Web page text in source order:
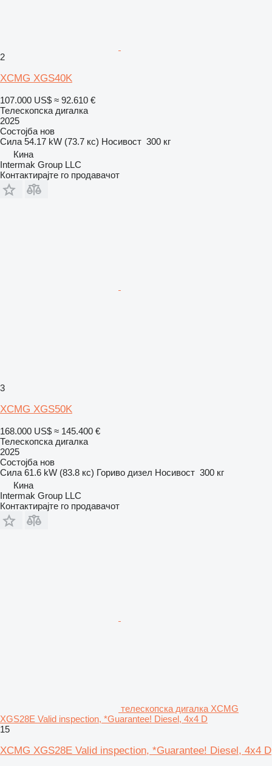
2
XCMG XGS40K
107.000 US$ ≈ 92.610 €
Телескопска дигалка
2025
Состојба нов
Сила 54.17 kW (73.7 кс) Носивост 300 кг
Кина
Intermak Group LLC
Контактирајте го продавачот
3
XCMG XGS50K
168.000 US$ ≈ 145.400 €
Телескопска дигалка
2025
Состојба нов
Сила 61.6 kW (83.8 кс) Гориво дизел Носивост 300 кг
Кина
Intermak Group LLC
Контактирајте го продавачот
телескопска дигалка XCMG
XGS28E Valid inspection, *Guarantee! Diesel, 4x4 D
15
XCMG XGS28E Valid inspection, *Guarantee! Diesel, 4x4 D